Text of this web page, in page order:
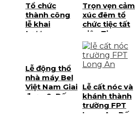
Tổ chức
thành công
lễ khai
trương
Trọn vẹn cảm
xúc đêm tổ
chức tiệc tất
niên Tiger
Display 2026
Lễ động thổ
nhà máy Bel
Việt Nam Giai
đoạn 2: Dấu
Lễ cất nóc và
khánh thành
trường FPT
Long An: Dấu